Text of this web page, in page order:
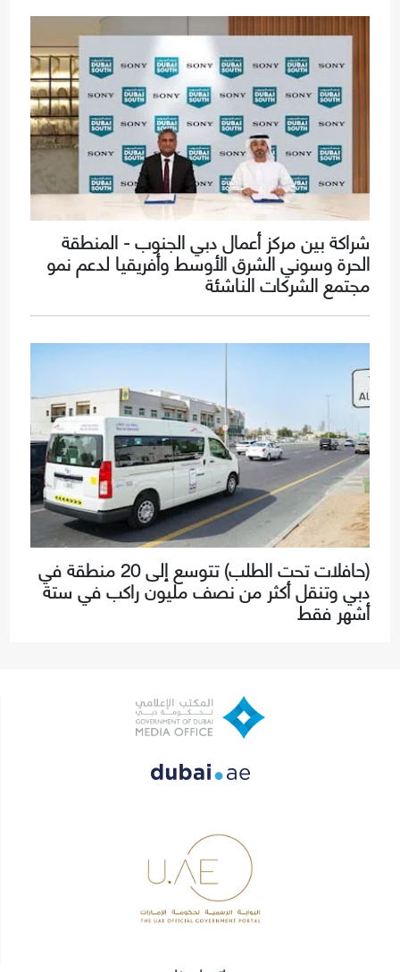
شراكة بين مركز أعمال دبي الجنوب - المنطقة
الحرة وسوني الشرق الأوسط وأفريقيا لدعم نمو
مجتمع الشركات الناشئة
(حافلات تحت الطلب) تتوسع إلى 20 منطقة في
دبي وتنقل أكثر من نصف مليون راكب في ستة
أشهر فقط